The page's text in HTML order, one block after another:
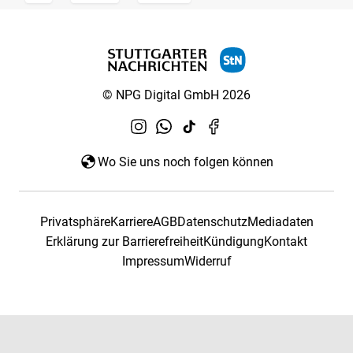
© NPG Digital GmbH 2026
Wo Sie uns noch folgen können
PrivatsphäreKarriereAGBDatenschutzMediadaten
Erklärung zur BarrierefreiheitKündigungKontakt
ImpressumWiderruf